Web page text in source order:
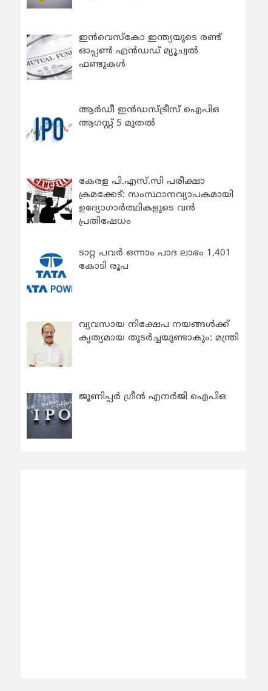
ഇന്‍വെസ്കോ ഇന്ത്യയുടെ രണ്ട്
ഓപ്പണ്‍ എന്‍ഡഡ് മ്യൂച്വല്‍
ഫണ്ടുകള്‍
ആർഡീ ഇൻഡസ്ട്രീസ് ഐപിഒ
ആഗസ്റ്റ് 5 മുതൽ
കേരള പി.എസ്.സി പരീക്ഷാ
ക്രമക്കേട്: സംസ്ഥാനവ്യാപകമായി
ഉദ്യോഗാര്‍ത്ഥികളുടെ വന്‍
പ്രതിഷേധം
ടാറ്റ പവർ ഒന്നാം പാദ ലാഭം 1,401
കോടി രൂപ
വ്യവസായ നിക്ഷേപ നയങ്ങള്‍ക്ക്
കൃത്യമായ തുടര്‍ച്ചയുണ്ടാകും: മന്ത്രി
ജൂണിപ്പർ ഗ്രീൻ എനർജി ഐപിഒ